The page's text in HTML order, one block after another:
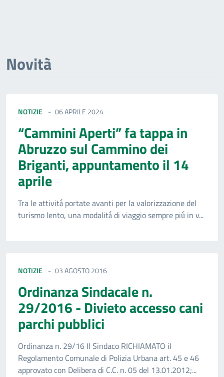
Novità
NOTIZIE 06 APRILE 2024
“Cammini Aperti” fa tappa in
Abruzzo sul Cammino dei
Briganti, appuntamento il 14
aprile
Tra le attività̀ portate avanti per la valorizzazione del
turismo lento, una modalità̀ di viaggio sempre più̀ in v...
NOTIZIE 03 AGOSTO 2016
Ordinanza Sindacale n.
29/2016 - Divieto accesso cani
parchi pubblici
Ordinanza n. 29/16 Il Sindaco RICHIAMATO il
Regolamento Comunale di Polizia Urbana art. 45 e 46
approvato con Delibera di C.C. n. 05 del 13.01.2012;...